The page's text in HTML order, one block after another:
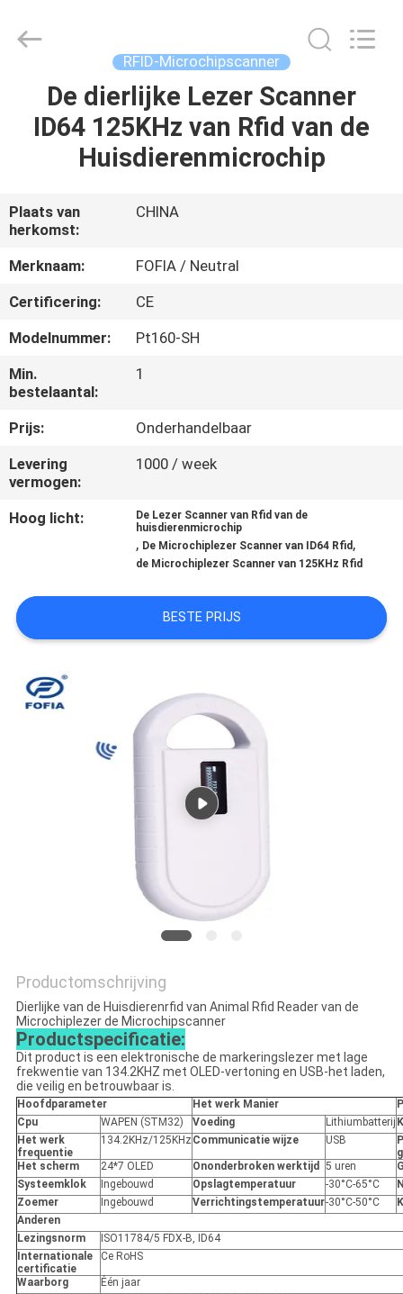
HUIS
PRODUCTEN
VIDEOS
ONGEVEER
ONS
KWALITEITSCONTROLE
CONTACTEER
VERZOEK
OM EEN
CITAAT
SITEMAP
RFID-Microchipscanner
De dierlijke Lezer Scanner
ID64 125KHz van Rfid van de
Huisdierenmicrochip
Plaats van
herkomst:
CHINA
Merknaam:
FOFIA / Neutral
Certificering:
CE
Modelnummer:
Pt160-SH
Min.
bestelaantal:
1
Prijs:
Onderhandelbaar
Levering
vermogen:
1000 / week
Hoog licht:
De Lezer Scanner van Rfid van de
huisdierenmicrochip
, De Microchiplezer Scanner van ID64 Rfid ,
de Microchiplezer Scanner van 125KHz Rfid
BESTE PRIJS
Productomschrijving
Dierlijke van de Huisdierenrfid van Animal Rfid Reader van de
Microchiplezer de Microchipscanner
Productspecificatie:
Dit product is een elektronische de markeringslezer met lage
frekwentie van 134.2KHZ met OLED-vertoning en USB-het laden,
die veilig en betrouwbaar is.
Hoofdparameter Het werk Manier
Cpu
WAPEN (STM32) Voeding Lithiumbatterij
Het werk
frequentie
134.2KHz/125KHzCommunicatie wijze USB
Het scherm
24*7 OLED Ononderbroken werktijd 5 uren
Systeemklok
Ingebouwd Opslagtemperatuur -30°C-65°C
Zoemer
Ingebouwd Verrichtingstemperatuur-30°C-50°C
Anderen
Lezingsnorm
ISO11784/5 FDX-B, ID64
Internationale
certificatie
Ce RoHS
Waarborg
Één jaar